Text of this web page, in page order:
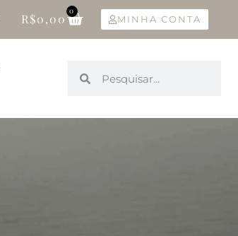
R$0,00
0
MINHA CONTA